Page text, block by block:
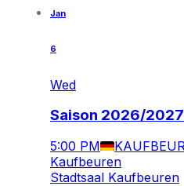
Jan
6
Wed
Saison 2026/
5:00 PM
Kaufbeuren
Stadtsaal Kaufbeuren